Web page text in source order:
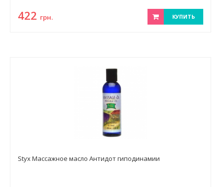
422 грн. КУПИТЬ
Styx Массажное масло Антидот гиподинамии